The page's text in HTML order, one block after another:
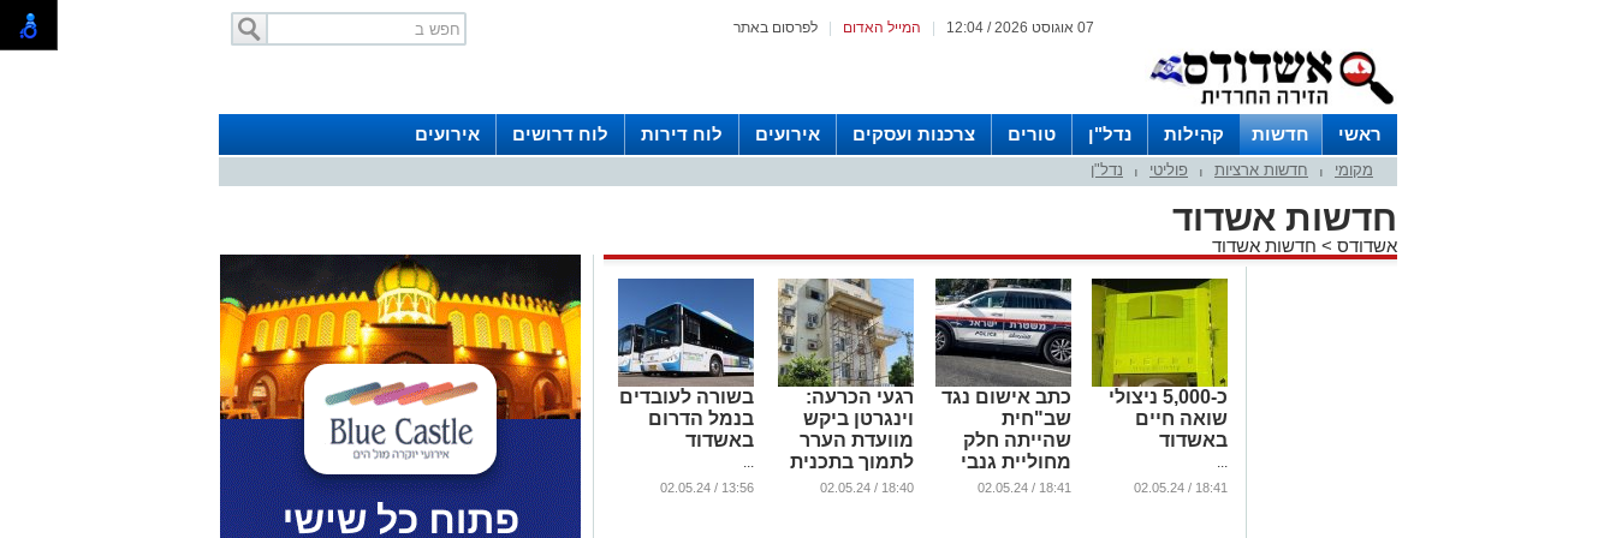
לפרסום באתר המייל האדום 07 אוגוסט 2026 / 12:04
ראשי חדשות קהילות נדל"ן טורים צרכנות ועסקים אירועים לוח דירות לוח דרושים אירועים
מקומי חדשות ארציות פוליטי נדל"ן
חדשות אשדוד
אשדודס > חדשות אשדוד
כ-5,000 ניצולי
שואה חיים
באשדוד
...
18:41 / 02.05.24
כתב אישום נגד
שב"חית
שהייתה חלק
מחוליית גנבי
רכב שפעלה
18:41 / 02.05.24
רגעי הכרעה:
וינגרטן ביקש
מוועדת הערר
לתמוך בתכנית
הרחבת הדירות
18:40 / 02.05.24
בשורה לעובדים
בנמל הדרום
באשדוד
...
13:56 / 02.05.24